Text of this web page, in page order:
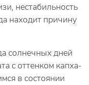
нестабильность
находит причину
солнечных дней
с оттенком капха-
в состоянии